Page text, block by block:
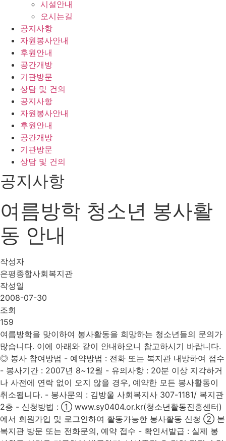
시설안내
오시는길
공지사항
자원봉사안내
후원안내
공간개방
기관방문
상담 및 건의
공지사항
자원봉사안내
후원안내
공간개방
기관방문
상담 및 건의
공지사항
여름방학 청소년 봉사활
동 안내
작성자
은평종합사회복지관
작성일
2008-07-30
조회
159
여름방학을 맞이하여 봉사활동을 희망하는 청소년들의 문의가
많습니다. 이에 아래와 같이 안내하오니 참고하시기 바랍니다.
◎ 봉사 참여방법 - 예약방법 : 전화 또는 복지관 내방하여 접수
- 봉사기간 : 2007년 8~12월 - 유의사항 : 20분 이상 지각하거
나 사전에 연락 없이 오지 않을 경우, 예약한 모든 봉사활동이
취소됩니다. - 봉사문의 : 김방울 사회복지사 307-1181/ 복지관
2층 - 신청방법 : ① www.sy0404.or.kr(청소년활동진흥센터)
에서 회원가입 및 로그인하여 활동가능한 봉사활동 신청 ② 본
복지관 방문 또는 전화문의, 예약 접수 - 확인서발급 : 실제 봉